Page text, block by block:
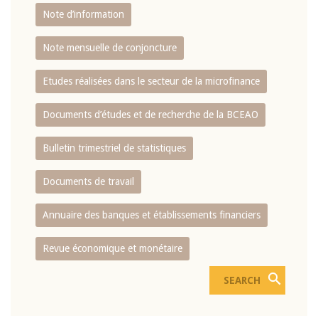
Note d’information
Note mensuelle de conjoncture
Etudes réalisées dans le secteur de la microfinance
Documents d’études et de recherche de la BCEAO
Bulletin trimestriel de statistiques
Documents de travail
Annuaire des banques et établissements financiers
Revue économique et monétaire